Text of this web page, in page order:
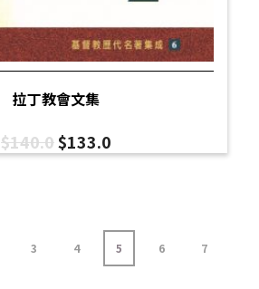
拉丁教會文集
$140.0$133.0
3 4 5 6 7